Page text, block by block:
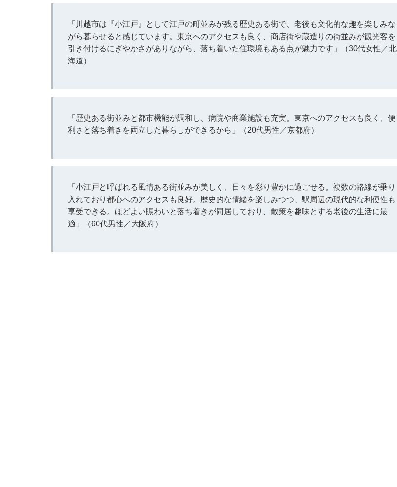
「川越市は『小江戸』として江戸の町並みが残る歴史ある街で、老後も文化的な趣を楽しみな
がら暮らせると感じています。東京へのアクセスも良く、商店街や蔵造りの街並みが観光客を
引き付けるにぎやかさがありながら、落ち着いた住環境もある点が魅力です」（30代女性／北
海道）
「歴史ある街並みと都市機能が調和し、病院や商業施設も充実。東京へのアクセスも良く、便
利さと落ち着きを両立した暮らしができるから」（20代男性／京都府）
「小江戸と呼ばれる風情ある街並みが美しく、日々を彩り豊かに過ごせる。複数の路線が乗り
入れており都心へのアクセスも良好。歴史的な情緒を楽しみつつ、駅周辺の現代的な利便性も
享受できる。ほどよい賑わいと落ち着きが同居しており、散策を趣味とする老後の生活に最
適」（60代男性／大阪府）